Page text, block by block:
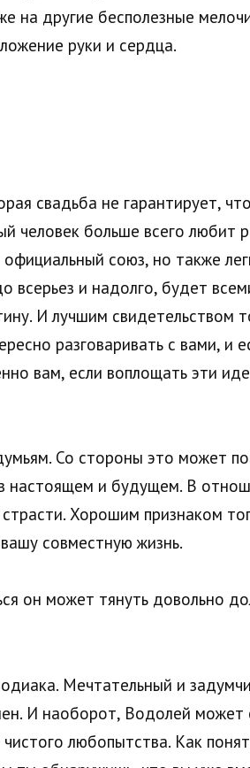
на другие бесполезные
руки и сердца.
свадьба не гарантирует,
человек больше всего любит
союз, но также
и надолго, будет
И лучшим свидетельством
разговаривать с вами, и
вам, если воплощать эти
Со стороны это может
настоящем и будущем. В
Хорошим признаком
совместную жизнь.
он может тянуть довольно
Мечтательный и
И наоборот, Водолей
любопытства. Как